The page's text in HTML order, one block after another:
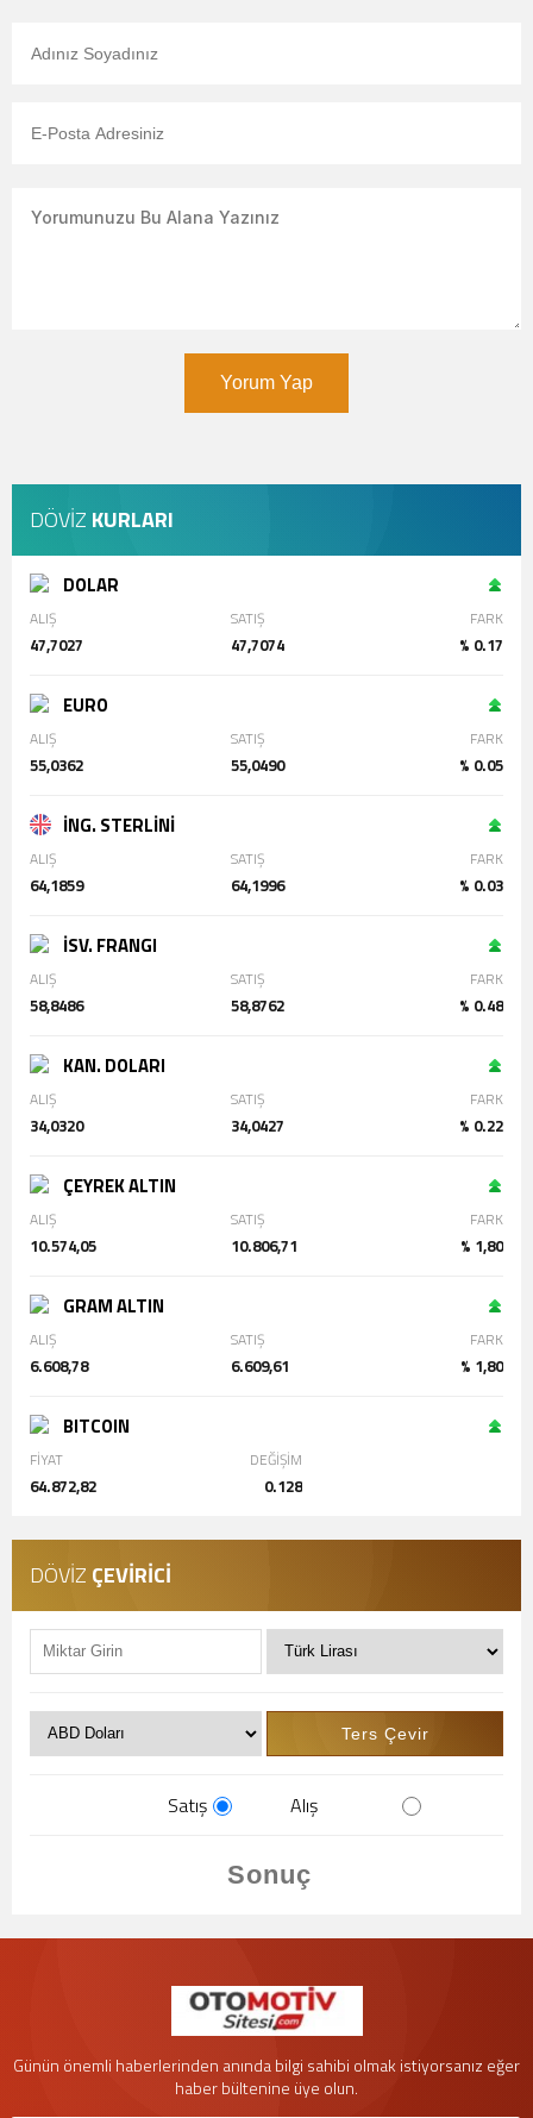
Yorum Yap
DÖVİZ KURLARI
DOLAR
ALIŞ SATIŞ FARK
47,7027 47,7074 % 0.17
EURO
ALIŞ SATIŞ FARK
55,0362 55,0490 % 0.05
İNG. STERLİNİ
ALIŞ SATIŞ FARK
64,1859 64,1996 % 0.03
İSV. FRANGI
ALIŞ SATIŞ FARK
58,8486 58,8762 % 0.48
KAN. DOLARI
ALIŞ SATIŞ FARK
34,0320 34,0427 % 0.22
ÇEYREK ALTIN
ALIŞ SATIŞ FARK
10.574,05 10.806,71 % 1,80
GRAM ALTIN
ALIŞ SATIŞ FARK
6.608,78 6.609,61 % 1,80
BITCOIN
FİYAT DEĞİŞİM
64.872,82 0.128
DÖVİZ ÇEVİRİCİ
Satış Alış
Günün önemli haberlerinden anında bilgi sahibi olmak istiyorsanız eğer
haber bültenine üye olun.